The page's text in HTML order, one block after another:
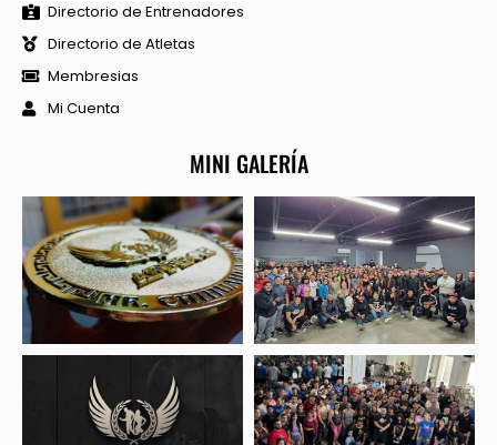
Directorio de Entrenadores
Directorio de Atletas
Membresias
Mi Cuenta
MINI GALERÍA